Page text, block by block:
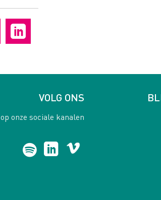
VOLG ONS
op onze sociale kanalen via